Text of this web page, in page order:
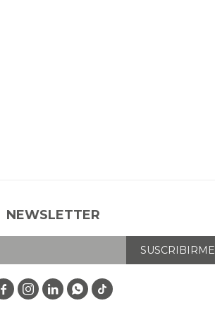
NEWSLETTER
SUSCRIBIRME
   